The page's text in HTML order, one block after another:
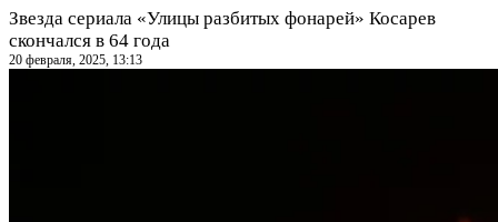
Звезда сериала «Улицы разбитых фонарей» Косарев
скончался в 64 года
20 февраля, 2025, 13:13